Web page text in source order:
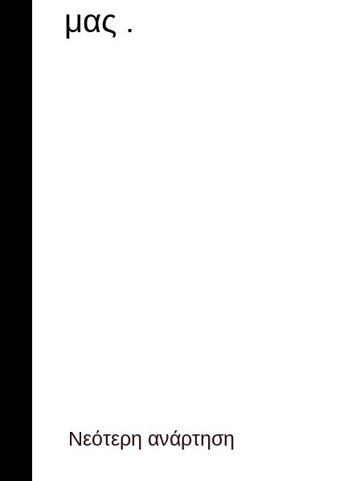
μας .
Νεότερη ανάρτηση